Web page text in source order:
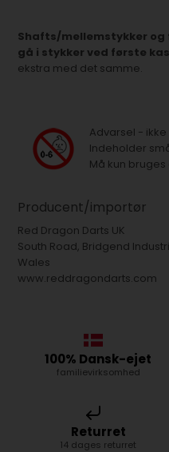
Shafts/mellemstykker og
gå i stykker ved første
ekstra med det samme.
Advarsel -
Indeholder
Må kun
Producent/importør
Red Dragon Darts UK
South Road, Bridgend
Wales
www.reddragondarts.com
100% Dansk-ejet
familievirksomhed
Returret
14 dages returret